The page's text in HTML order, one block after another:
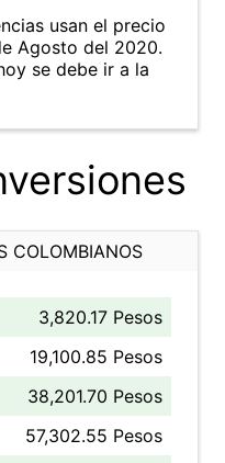
usan el precio
Agosto del 2020.
se debe ir a la
COLOMBIANOS
3,820.17 Pesos
19,100.85 Pesos
38,201.70 Pesos
57,302.55 Pesos